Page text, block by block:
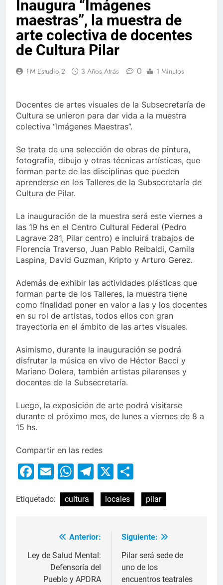
Inaugura “Imágenes
maestras”, la muestra de
arte colectiva de docentes
de Cultura Pilar
FM Estudio 2 3 Años Atrás 0 1 Minutos
Docentes de artes visuales de la Subsecretaría de
Cultura se unieron para dar vida a la muestra
colectiva “Imágenes Maestras”.
Se trata de una selección de obras de pintura,
fotografía, dibujo y otras técnicas artísticas, que
forman parte de las disciplinas que pueden
aprenderse en los Talleres de la Subsecretaría de
Cultura de Pilar.
La inauguración de la muestra será este viernes a
las 19 hs en el Centro Cultural Federal (Pedro
Lagrave 281, Pilar centro) e incluirá trabajos de
Florencia Traverso, Juan Pablo Reibaldi, Camila
Laspina, David Guzman, Kripto y Arturo Gerez.
Además de exhibir las actividades plásticas que
forman parte de los Talleres, la muestra tiene
como finalidad poner en valor a las y los docentes
en su rol de artistas, todos ellos con gran
trayectoria en el ámbito de las artes visuales.
Asimismo, durante la inauguración se podrá
disfrutar la música en vivo de Héctor Bacci y
Mariano Dolera, también artistas pilarenses y
docentes de la Subsecretaría.
Luego, la exposición de arte podrá visitarse
durante el próximo mes, de lunes a viernes de 8 a
15 hs.
Compartir en las redes
Facebook
EmailWhatsApp
Telegram
X
Etiquetado: cultura locales pilar
Anterior:
Ley de Salud Mental:
Defensoría del
Pueblo y APDRA
Siguiente:
Pilar será sede de
uno de los
encuentros teatrales